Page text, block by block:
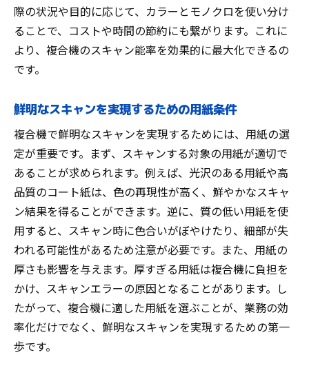
際の状況や目的に応じて、カラーとモノクロを使い分け
ることで、コストや時間の節約にも繋がります。これに
より、複合機のスキャン能率を効果的に最大化できるの
です。
鮮明なスキャンを実現するための用紙条件
複合機で鮮明なスキャンを実現するためには、用紙の選
定が重要です。まず、スキャンする対象の用紙が適切で
あることが求められます。例えば、光沢のある用紙や高
品質のコート紙は、色の再現性が高く、鮮やかなスキャ
ン結果を得ることができます。逆に、質の低い用紙を使
用すると、スキャン時に色合いがぼやけたり、細部が失
われる可能性があるため注意が必要です。また、用紙の
厚さも影響を与えます。厚すぎる用紙は複合機に負担を
かけ、スキャンエラーの原因となることがあります。し
たがって、複合機に適した用紙を選ぶことが、業務の効
率化だけでなく、鮮明なスキャンを実現するための第一
歩です。